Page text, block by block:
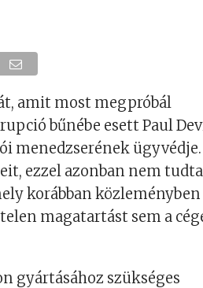
amit most megpróbál
bűnébe esett Paul
menedzserének
ezzel azonban nem tudta
korábban közleményben
magatartást sem a
gyártásához szükséges